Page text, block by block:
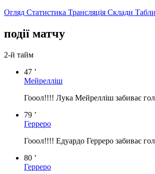
Огляд Статистика Трансляція Склади
події матчу
2-й тайм
47 ’
Мейрелліш
Гооол!!!! Лука Мейрелліш забиває
79 ’
Герреро
Гооол!!!! Едуардо Герреро забиває
80 ’
Герреро